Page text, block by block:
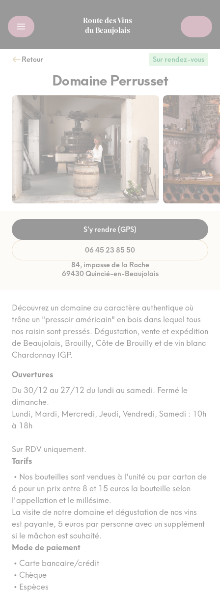
Route des Vins
du Beaujolais
Retour Sur rendez-vous
Domaine Perrusset
S’y rendre (GPS)
06 45 23 85 50
84, impasse de la Roche
69430 Quincié-en-Beaujolais
Découvrez un domaine au caractère authentique où
trône un "pressoir américain" en bois dans lequel tous
nos raisin sont pressés. Dégustation, vente et expédition
de Beaujolais, Brouilly, Côte de Brouilly et de vin blanc
Chardonnay IGP.
Ouvertures
Du 30/12 au 27/12 du lundi au samedi. Fermé le
dimanche.
Lundi, Mardi, Mercredi, Jeudi, Vendredi, Samedi : 10h
à 18h
Sur RDV uniquement.
Tarifs
• Nos bouteilles sont vendues à l'unité ou par carton de
6 pour un prix entre 8 et 15 euros la bouteille selon
l'appellation et le millésime.
La visite de notre domaine et dégustation de nos vins
est payante, 5 euros par personne avec un supplément
si le mâchon est souhaité.
Mode de paiement
• Carte bancaire/crédit
• Chèque
• Espèces